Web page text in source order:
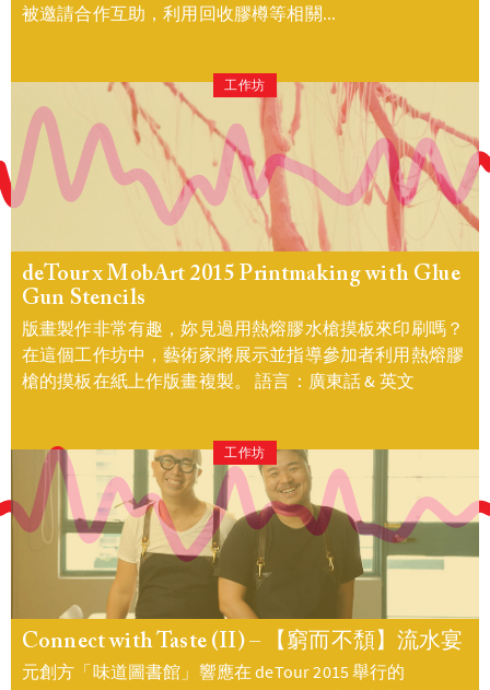
被邀請合作互助，利用回收膠樽等相關...
工作坊
deTour x MobArt 2015 Printmaking with Glue
Gun Stencils
版畫製作非常有趣，妳見過用熱熔膠水槍摸板來印刷嗎？
在這個工作坊中，藝術家將展示並指導參加者利用熱熔膠
槍的摸板在紙上作版畫複製。 語言：廣東話 & 英文
工作坊
Connect with Taste (II) – 【窮而不頹】流水宴
元創方「味道圖書館」響應在 deTour 2015 舉行的